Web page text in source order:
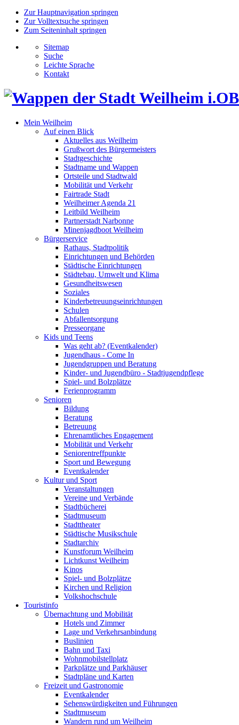
Zur Hauptnavigation springen
Zur Volltextsuche springen
Zum Seiteninhalt springen
Sitemap
Suche
Leichte Sprache
Kontakt
Mein Weilheim
Auf einen Blick
Aktuelles aus Weilheim
Grußwort des Bürgermeisters
Stadtgeschichte
Stadtname und Wappen
Ortsteile und Stadtwald
Mobilität und Verkehr
Fairtrade Stadt
Weilheimer Agenda 21
Leitbild Weilheim
Partnerstadt Narbonne
Minenjagdboot Weilheim
Bürgerservice
Rathaus, Stadtpolitik
Einrichtungen und Behörden
Städtische Einrichtungen
Städtebau, Umwelt und Klima
Gesundheitswesen
Soziales
Kinderbetreuungseinrichtungen
Schulen
Abfallentsorgung
Presseorgane
Kids und Teens
Was geht ab? (Eventkalender)
Jugendhaus - Come In
Jugendgruppen und Beratung
Kinder- und Jugendbüro - Stadtjugendpflege
Spiel- und Bolzplätze
Ferienprogramm
Senioren
Bildung
Beratung
Betreuung
Ehrenamtliches Engagement
Mobilität und Verkehr
Seniorentreffpunkte
Sport und Bewegung
Eventkalender
Kultur und Sport
Veranstaltungen
Vereine und Verbände
Stadtbücherei
Stadtmuseum
Stadttheater
Städtische Musikschule
Stadtarchiv
Kunstforum Weilheim
Lichtkunst Weilheim
Kinos
Spiel- und Bolzplätze
Kirchen und Religion
Volkshochschule
Touristinfo
Übernachtung und Mobilität
Hotels und Zimmer
Lage und Verkehrsanbindung
Buslinien
Bahn und Taxi
Wohnmobilstellplatz
Parkplätze und Parkhäuser
Stadtpläne und Karten
Freizeit und Gastronomie
Eventkalender
Sehenswürdigkeiten und Führungen
Stadtmuseum
Wandern rund um Weilheim